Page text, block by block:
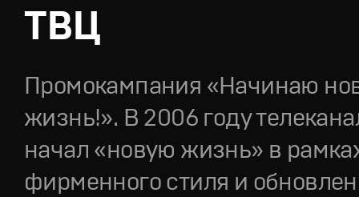
ТВЦ
Промокампания «Начинаю
жизнь!». В 2006 году
начал «новую жизнь» в
фирменного стиля и